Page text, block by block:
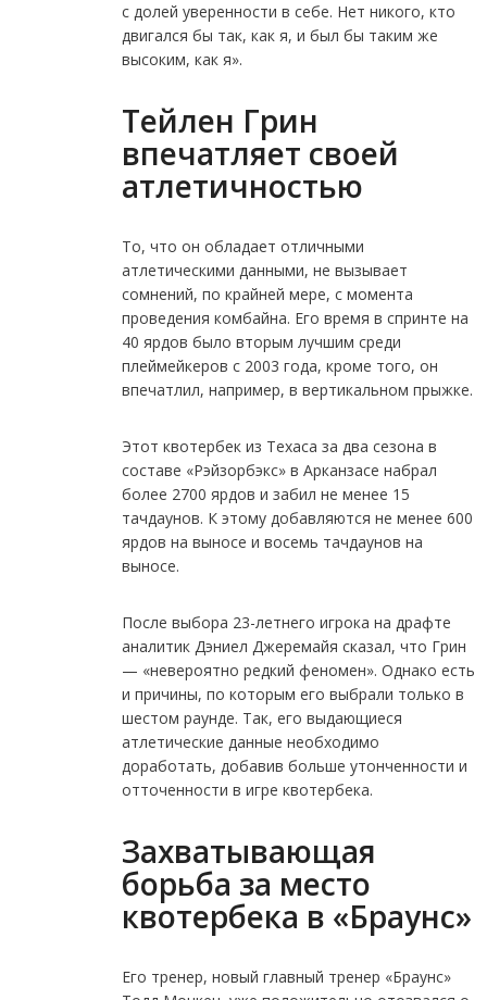
с долей уверенности в себе. Нет никого, кто
двигался бы так, как я, и был бы таким же
высоким, как я».
Тейлен Грин
впечатляет своей
атлетичностью
То, что он обладает отличными
атлетическими данными, не вызывает
сомнений, по крайней мере, с момента
проведения комбайна. Его время в спринте на
40 ярдов было вторым лучшим среди
плеймейкеров с 2003 года, кроме того, он
впечатлил, например, в вертикальном прыжке.
Этот квотербек из Техаса за два сезона в
составе «Рэйзорбэкс» в Арканзасе набрал
более 2700 ярдов и забил не менее 15
тачдаунов. К этому добавляются не менее 600
ярдов на выносе и восемь тачдаунов на
выносе.
После выбора 23-летнего игрока на драфте
аналитик Дэниел Джеремайя сказал, что Грин
— «невероятно редкий феномен». Однако есть
и причины, по которым его выбрали только в
шестом раунде. Так, его выдающиеся
атлетические данные необходимо
доработать, добавив больше утонченности и
отточенности в игре квотербека.
Захватывающая
борьба за место
квотербека в «Браунс»
Его тренер, новый главный тренер «Браунс»